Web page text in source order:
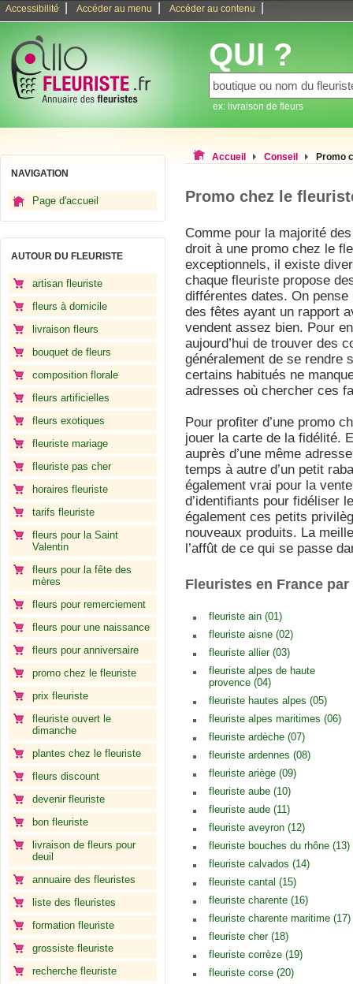
Accessibilité Accéder au menu Accéder au contenu
QUI ?
ex: livraison de fleurs
NAVIGATION
Page d'accueil
AUTOUR DU FLEURISTE
artisan fleuriste
fleurs à domicile
livraison fleurs
bouquet de fleurs
composition florale
fleurs artificielles
fleurs exotiques
fleuriste mariage
fleuriste pas cher
horaires fleuriste
tarifs fleuriste
fleurs pour la Saint
Valentin
fleurs pour la fête des
mères
fleurs pour remerciement
fleurs pour une naissance
fleurs pour anniversaire
promo chez le fleuriste
prix fleuriste
fleuriste ouvert le
dimanche
plantes chez le fleuriste
fleurs discount
devenir fleuriste
bon fleuriste
livraison de fleurs pour
deuil
annuaire des fleuristes
liste des fleuristes
formation fleuriste
grossiste fleuriste
recherche fleuriste
Accueil Conseil Promo
Promo chez le
Comme pour la majorité
droit à une promo chez le
exceptionnels, il existe
chaque fleuriste propose
différentes dates. On
des fêtes ayant un rapport
vendent assez bien. Pour
aujourd’hui de trouver des
généralement de se rendre
certains habitués ne
adresses où chercher ces
Pour profiter d’une promo
jouer la carte de la fidélité.
auprès d’une même
temps à autre d’un petit
également vrai pour la
d’identifiants pour fidéliser
également ces petits
nouveaux produits. La
l’affût de ce qui se passe
Fleuristes en France
fleuriste ain (01)
fleuriste aisne (02)
fleuriste allier (03)
fleuriste alpes de haute
provence (04)
fleuriste hautes alpes (05)
fleuriste alpes maritimes (06)
fleuriste ardèche (07)
fleuriste ardennes (08)
fleuriste ariège (09)
fleuriste aube (10)
fleuriste aude (11)
fleuriste aveyron (12)
fleuriste bouches du rhône (13)
fleuriste calvados (14)
fleuriste cantal (15)
fleuriste charente (16)
fleuriste charente maritime (17)
fleuriste cher (18)
fleuriste corrèze (19)
fleuriste corse (20)